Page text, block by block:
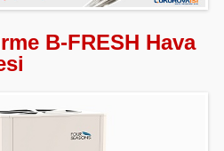
B-FRESH Hava